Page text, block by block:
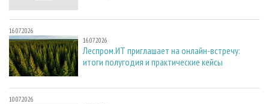
16.07.2026
16.07.2026
Леспром.ИТ приглашает на онлайн-встречу:
итоги полугодия и практические кейсы
10.07.2026